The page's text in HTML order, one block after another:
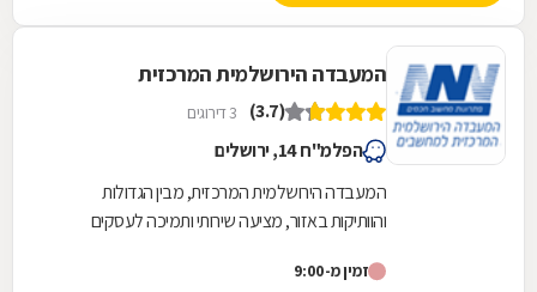
המעבדה הירושלמית המרכזית
(3.7) 3 דירוגים
הפלמ"ח 14, ירושלים
המעבדה הירושלמית המרכזית, מבין הגדולות
והוותיקות באזור, מציעה שירותי ותמיכה לעסקים
מקצועיים, אדיבים...
זמין מ-9:00